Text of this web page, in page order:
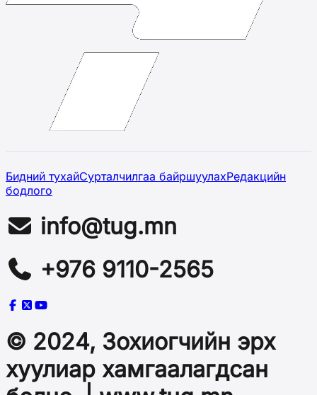
Бидний тухайСурталчилгаа байршуулахРедакцийн
бодлого
info@tug.mn
+976 9110-2565
© 2024, Зохиогчийн эрх
хуулиар хамгаалагдсан